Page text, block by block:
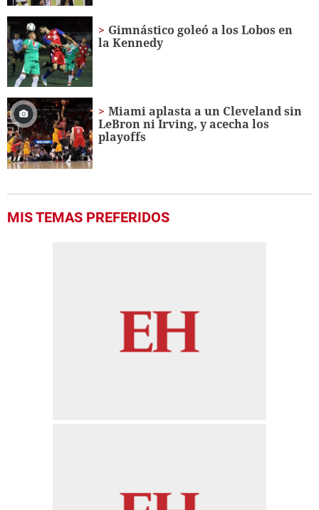
Gimnástico goleó a los Lobos en
la Kennedy
Miami aplasta a un Cleveland sin
LeBron ni Irving, y acecha los
playoffs
MIS TEMAS PREFERIDOS